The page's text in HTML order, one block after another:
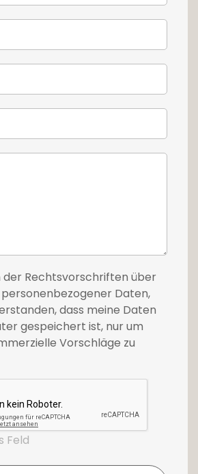
der Rechtsvorschriften über
Daten,
dass meine Daten
gespeichert ist, nur um
Vorschläge zu
Feld